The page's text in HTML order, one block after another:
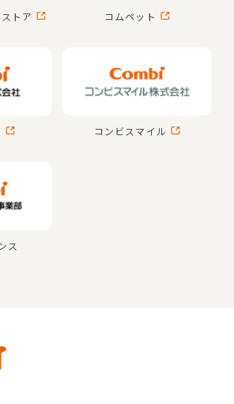
トア コムペット
コンビスマイル
ス